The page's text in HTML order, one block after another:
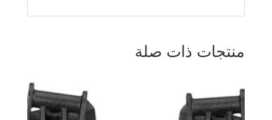
منتجات ذات صلة